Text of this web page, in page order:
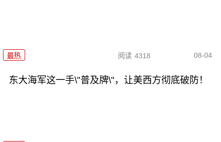
最热 阅读 4318 08-04
东大海军这一手\"普及牌\"，让美西方彻底破防！